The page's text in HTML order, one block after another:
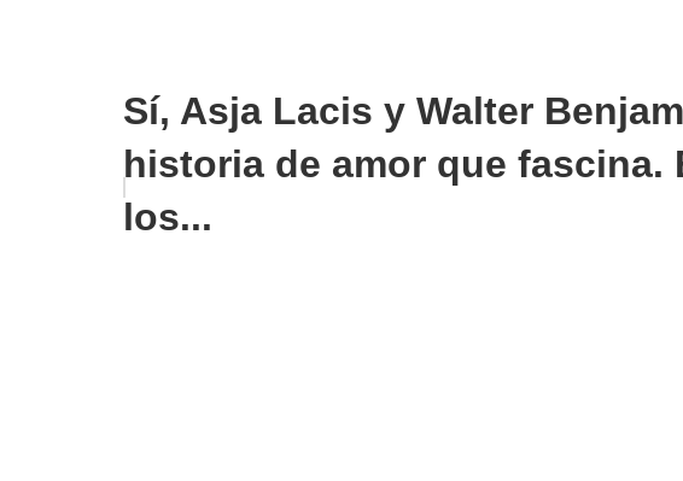
Sí, Asja Lacis y Walter
historia de amor que fascina.
los...